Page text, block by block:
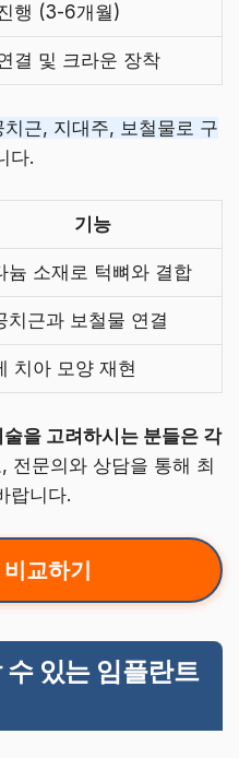
행 (3-6개월)
결 및 크라운 장착
근, 지대주, 보철물로 구
다.
기능
늄 소재로 턱뼈와 결합
치근과 보철물 연결
치아 모양 재현
을 고려하시는 분들은 각
전문의와 상담을 통해 최
랍니다.
교하기
있는 임플란트